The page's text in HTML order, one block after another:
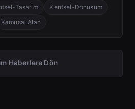
Tasarim
Kentsel-Donusum
Kamusal Alan
Haberlere Dön